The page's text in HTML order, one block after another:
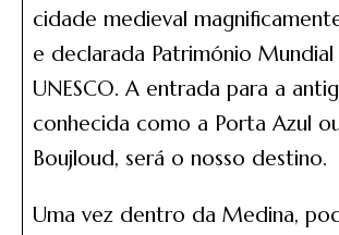
cidade medieval
e declarada Património Mundial
UNESCO. A entrada para a
conhecida como a Porta Azul
Boujloud, será o nosso destino.
Uma vez dentro da Medina,